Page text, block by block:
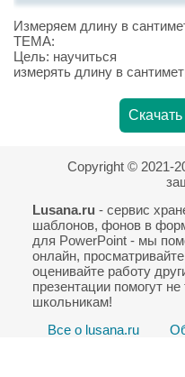
Измеряем длину в
ТЕМА:
Цель: научиться
измерять длину в
Copyright © 2021-
Lusana.ru - сервис
шаблонов, фонов в
для PowerPoint - мы
онлайн,
оценивайте работу
презентации помогут
школьникам!
Все о lusana.ru